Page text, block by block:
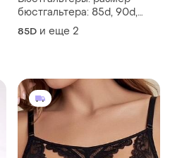
бюстгальтера: 85d, 90d,
95d. производитель
velencosa.
85D и еще 2